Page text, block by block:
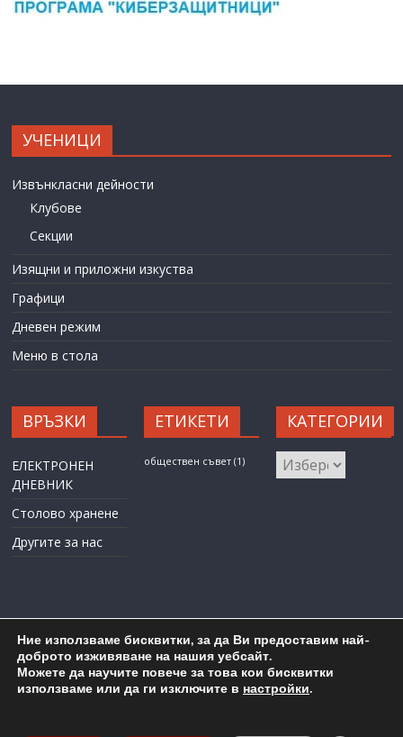
УЧЕНИЦИ
Извънкласни дейности
Клубове
Секции
Изящни и приложни изкуства
Графици
Дневен режим
Меню в стола
ВРЪЗКИ
ЕЛЕКТРОНЕН
ДНЕВНИК
Столово хранене
Другите за нас
ЕТИКЕТИ
обществен съвет (1)
КАТЕГОРИИ
КАТЕГОРИИ
Карта на сайта Административен достъп
Copyright © 2026 ОУ "Любен Каравелов" гр. Бургас
Ние използваме бисквитки, за да Ви предоставим най-
доброто изживяване на нашия уебсайт.
Можете да научите повече за това кои бисквитки
използваме или да ги изключите в настройки.